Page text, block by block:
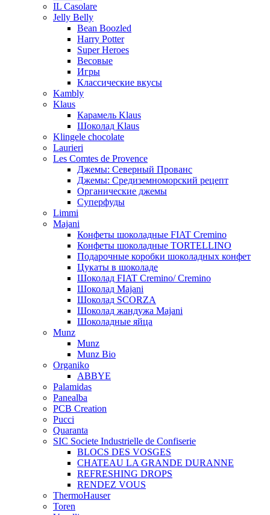
IL Casolare
Jelly Belly
Bean Boozled
Harry Potter
Super Heroes
Весовые
Игры
Классические вкусы
Kambly
Klaus
Карамель Klaus
Шоколад Klaus
Klingele chocolate
Laurieri
Les Comtes de Provence
Джемы: Северный Прованс
Джемы: Средиземноморский рецепт
Органические джемы
Суперфуды
Limmi
Majani
Конфеты шоколадные FIAT Cremino
Конфеты шоколадные TORTELLINO
Подарочные коробки шоколадных конфет
Цукаты в шоколаде
Шоколад FIAT Cremino/ Cremino
Шоколад Majani
Шоколад SCORZA
Шоколад жандужа Majani
Шоколадные яйца
Munz
Munz
Munz Bio
Organiko
ABBYE
Palamidas
Panealba
PCB Creation
Pucci
Quaranta
SIC Societe Industrielle de Confiserie
BLOCS DES VOSGES
CHATEAU LA GRANDE DURANNE
REFRESHING DROPS
RENDEZ VOUS
ThermoHauser
Toren